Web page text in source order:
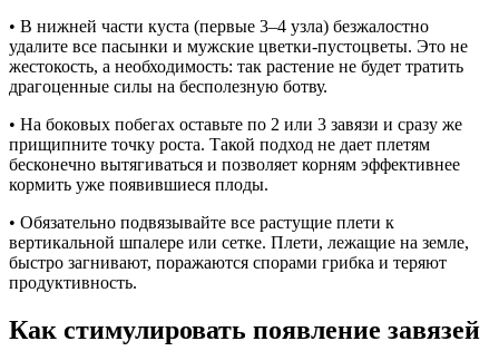
• В нижней части куста (первые 3–4 узла) безжалостно
удалите все пасынки и мужские цветки-пустоцветы. Это не
жестокость, а необходимость: так растение не будет тратить
драгоценные силы на бесполезную ботву.
• На боковых побегах оставьте по 2 или 3 завязи и сразу же
прищипните точку роста. Такой подход не дает плетям
бесконечно вытягиваться и позволяет корням эффективнее
кормить уже появившиеся плоды.
• Обязательно подвязывайте все растущие плети к
вертикальной шпалере или сетке. Плети, лежащие на земле,
быстро загнивают, поражаются спорами грибка и теряют
продуктивность.
Как стимулировать появление завязей